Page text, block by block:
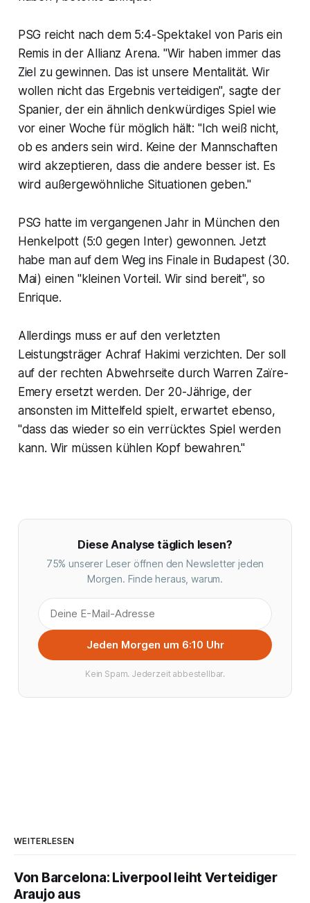
PSG reicht nach dem 5:4-Spektakel von Paris ein
Remis in der Allianz Arena. "Wir haben immer das
Ziel zu gewinnen. Das ist unsere Mentalität. Wir
wollen nicht das Ergebnis verteidigen", sagte der
Spanier, der ein ähnlich denkwürdiges Spiel wie
vor einer Woche für möglich hält: "Ich weiß nicht,
ob es anders sein wird. Keine der Mannschaften
wird akzeptieren, dass die andere besser ist. Es
wird außergewöhnliche Situationen geben."
PSG hatte im vergangenen Jahr in München den
Henkelpott (5:0 gegen Inter) gewonnen. Jetzt
habe man auf dem Weg ins Finale in Budapest (30.
Mai) einen "kleinen Vorteil. Wir sind bereit", so
Enrique.
Allerdings muss er auf den verletzten
Leistungsträger Achraf Hakimi verzichten. Der soll
auf der rechten Abwehrseite durch Warren Zaïre-
Emery ersetzt werden. Der 20-Jährige, der
ansonsten im Mittelfeld spielt, erwartet ebenso,
"dass das wieder so ein verrücktes Spiel werden
kann. Wir müssen kühlen Kopf bewahren."
Diese Analyse täglich lesen?
75% unserer Leser öffnen den Newsletter jeden
Morgen. Finde heraus, warum.
Jeden Morgen um 6:10 Uhr
Kein Spam. Jederzeit abbestellbar.
WEITERLESEN
Von Barcelona: Liverpool leiht Verteidiger
Araujo aus